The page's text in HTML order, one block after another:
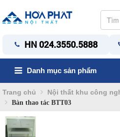
HN 024.3550.5888
Danh mục sản phẩm
Trang chủ Nội thất khu công
Bàn thao tác BTT03